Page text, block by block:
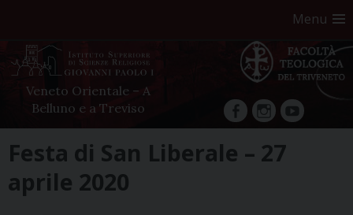
Menu
Veneto Orientale – A
Belluno e a Treviso
facebookInstagram
YouTube
content
Festa di San Liberale – 27
aprile 2020